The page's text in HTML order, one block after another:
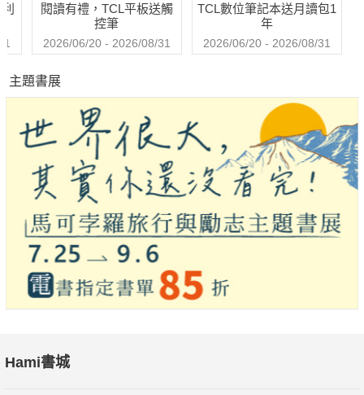
閱讀有禮，TCL平板送觸
控筆
2026/06/20 - 2026/08/31
TCL數位筆記本送月讀包1
年
2026/06/20 - 2026/08/31
主題書展
Hami書城